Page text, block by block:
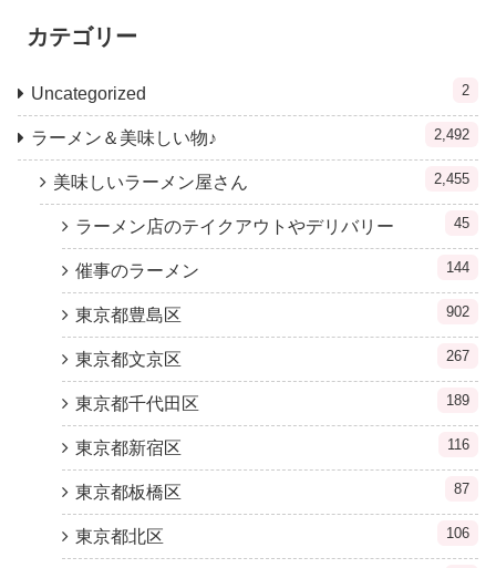
カテゴリー
Uncategorized 2
ラーメン＆美味しい物♪ 2,492
美味しいラーメン屋さん 2,455
ラーメン店のテイクアウトやデリバリー 45
催事のラーメン 144
東京都豊島区 902
東京都文京区 267
東京都千代田区 189
東京都新宿区 116
東京都板橋区 87
東京都北区 106